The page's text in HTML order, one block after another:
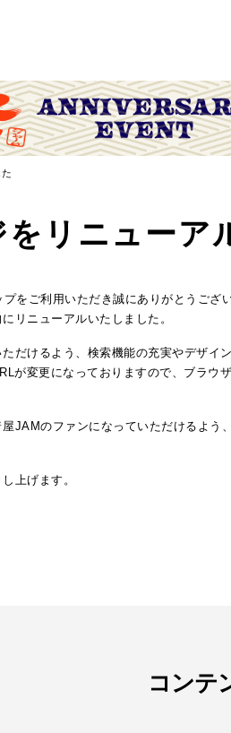
リニューア
をご利用いただき誠にありがとうござい
リニューアルいたしました。
だけるよう、検索機能の充実やデザイ
が変更になっておりますので、ブラ
JAMのファンになっていただけるよ
上げます。
コンテ